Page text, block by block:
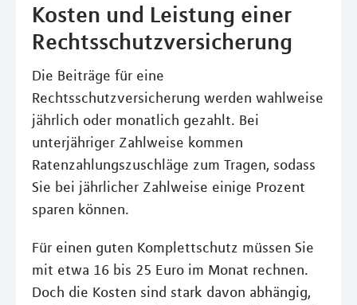
Kosten und Leistung einer
Rechtsschutzversicherung
Die Beiträge für eine
Rechtsschutzversicherung werden wahlweise
jährlich oder monatlich gezahlt. Bei
unterjähriger Zahlweise kommen
Ratenzahlungszuschläge zum Tragen, sodass
Sie bei jährlicher Zahlweise einige Prozent
sparen können.
Für einen guten Komplettschutz müssen Sie
mit etwa 16 bis 25 Euro im Monat rechnen.
Doch die Kosten sind stark davon abhängig,